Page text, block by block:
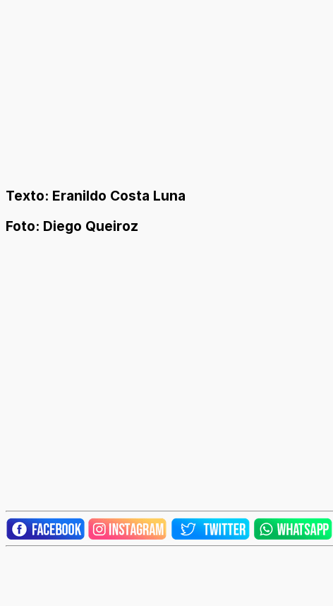
Texto: Eranildo Costa Luna
Foto: Diego Queiroz